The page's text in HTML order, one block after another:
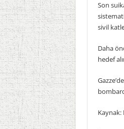
Son
sivil
Daha
hedef